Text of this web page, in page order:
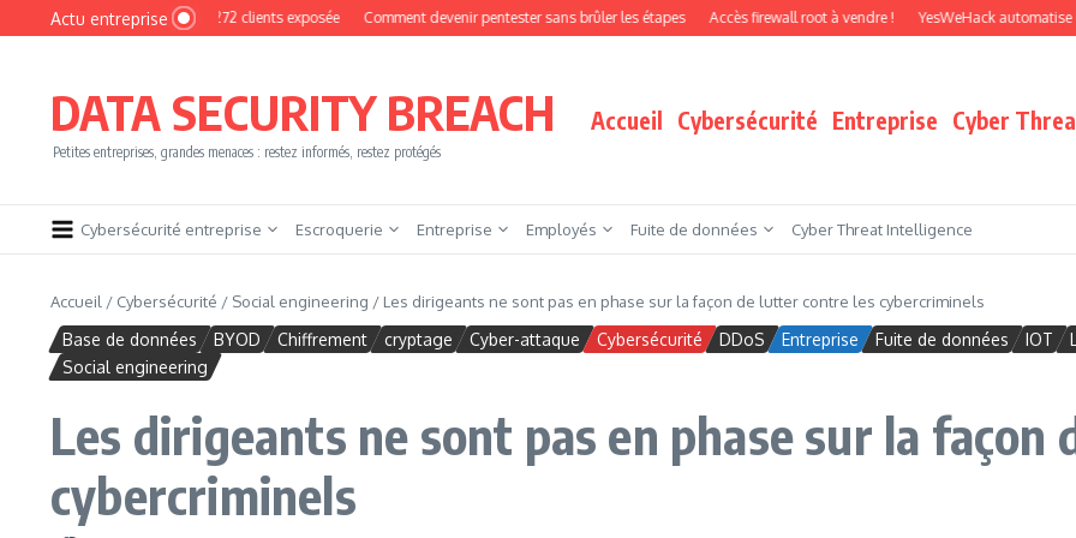
Aller au contenu
Actu entreprise
: une base de 16 272 clients exposée Comment devenir pentester sans brûler les étapes Accès firewall root à vendre ! YesWeHack automatise le
DATA SECURITY BREACH
Petites entreprises, grandes menaces : restez informés, restez protégés
Accueil Cybersécurité Entreprise Cyber
Cybersécurité entreprise Escroquerie Entreprise Employés Fuite de données Cyber Threat Intelligence
Accueil / Cybersécurité / Social engineering / Les dirigeants ne sont pas en phase sur la façon de lutter contre les cybercriminels
Base de données BYOD Chiffrement cryptage Cyber-attaque Cybersécurité DDoS Entreprise Fuite de données IOT
Social engineering
Les dirigeants ne sont pas en phase sur la
cybercriminels